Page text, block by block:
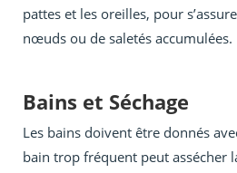
pattes et les oreilles, pour
nœuds ou de saletés accumulées.
Bains et Séchage
Les bains doivent être donnés
bain trop fréquent peut assécher